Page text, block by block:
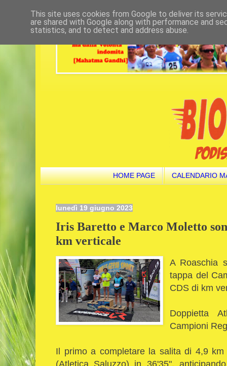
HOME PAGE CALENDARIO
lunedì 19 giugno 2023
Iris Baretto e Marco Moletto
km verticale
A Roaschia
tappa del
CDS di km
Doppietta
Campioni
Il primo a completare la salita di 4,9
(Atletica Saluzzo) in 36'35",
This site uses cookies from Google to deliver its
are shared with Google along with performance and
statistics, and to detect and address abuse.